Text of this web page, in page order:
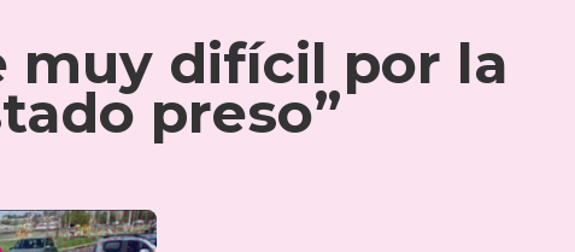
muy difícil por la
preso”